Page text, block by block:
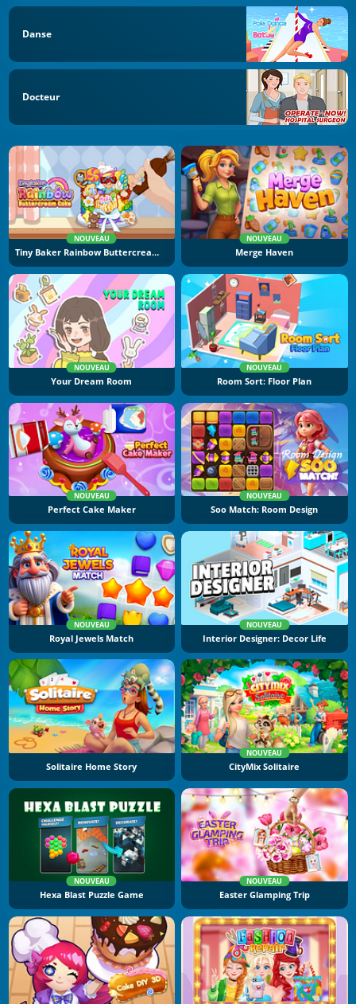
Danse
Docteur
NOUVEAU
Tiny Baker Rainbow Buttercream Cake
NOUVEAU
Merge Haven
NOUVEAU
Your Dream Room
NOUVEAU
Room Sort: Floor Plan
NOUVEAU
Perfect Cake Maker
NOUVEAU
Soo Match: Room Design
NOUVEAU
Royal Jewels Match
NOUVEAU
Interior Designer: Decor Life
Solitaire Home Story
NOUVEAU
CityMix Solitaire
NOUVEAU
Hexa Blast Puzzle Game
NOUVEAU
Easter Glamping Trip